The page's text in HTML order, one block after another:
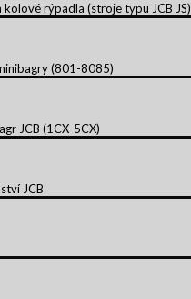
kolové rýpadla (stroje typu JCB JS)
(801-8085)
JCB (1CX-5CX)
JCB